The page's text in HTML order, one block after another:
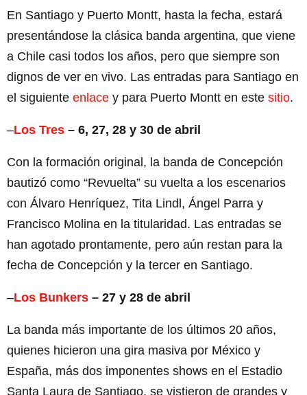
En Santiago y Puerto Montt, hasta la fecha, estará
presentándose la clásica banda argentina, que viene
a Chile casi todos los años, pero que siempre son
dignos de ver en vivo. Las entradas para Santiago en
el siguiente enlace y para Puerto Montt en este sitio.
–Los Tres – 6, 27, 28 y 30 de abril
Con la formación original, la banda de Concepción
bautizó como “Revuelta” su vuelta a los escenarios
con Álvaro Henríquez, Tita Lindl, Ángel Parra y
Francisco Molina en la titularidad. Las entradas se
han agotado prontamente, pero aún restan para la
fecha de Concepción y la tercer en Santiago.
–Los Bunkers – 27 y 28 de abril
La banda más importante de los últimos 20 años,
quienes hicieron una gira masiva por México y
España, más dos imponentes shows en el Estadio
Santa Laura de Santiago, se vistieron de grandes y